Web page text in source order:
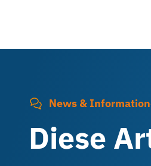
News &
Diese